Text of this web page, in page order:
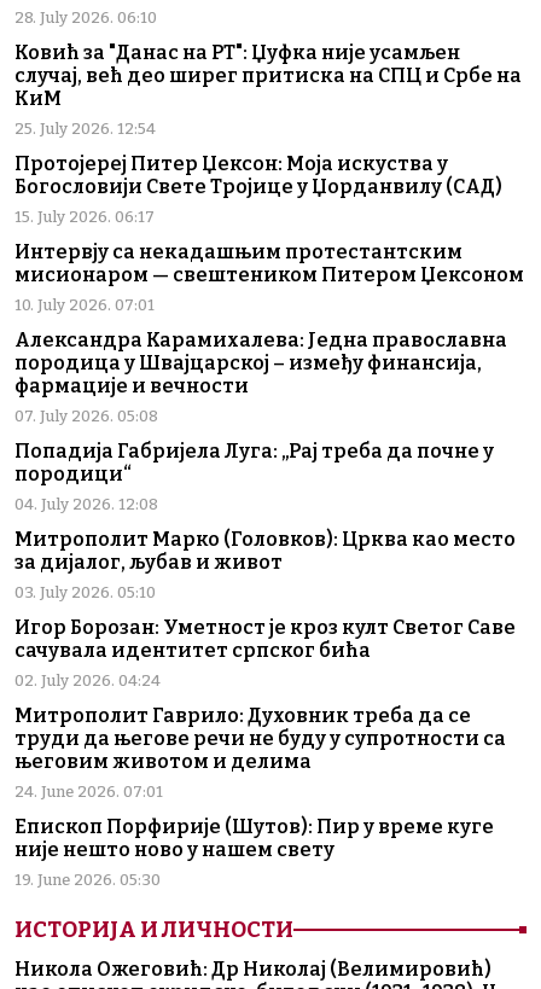
28. July 2026. 06:10
Ковић за "Данас на РТ": Џуфка није усамљен
случај, већ део ширег притиска на СПЦ и Србе на
КиМ
25. July 2026. 12:54
Протојереј Питер Џексон: Моја искуства у
Богословији Свете Тројице у Џорданвилу (САД)
15. July 2026. 06:17
Интервју са некадашњим протестантским
мисионаром — свештеником Питером Џексоном
10. July 2026. 07:01
Александра Карамихалева: Једна православна
породица у Швајцарској – између финансија,
фармације и вечности
07. July 2026. 05:08
Попадија Габријела Луга: „Рај треба да почне у
породици“
04. July 2026. 12:08
Митрополит Марко (Головков): Црква као место
за дијалог, љубав и живот
03. July 2026. 05:10
Игор Борозан: Уметност је кроз култ Светог Саве
сачувала идентитет српског бића
02. July 2026. 04:24
Митрополит Гаврило: Духовник треба да се
труди да његове речи не буду у супротности са
његовим животом и делима
24. June 2026. 07:01
Епископ Порфирије (Шутов): Пир у време куге
није нешто ново у нашем свету
19. June 2026. 05:30
ИСТОРИЈА И ЛИЧНОСТИ
Никола Ожеговић: Др Николај (Велимировић)